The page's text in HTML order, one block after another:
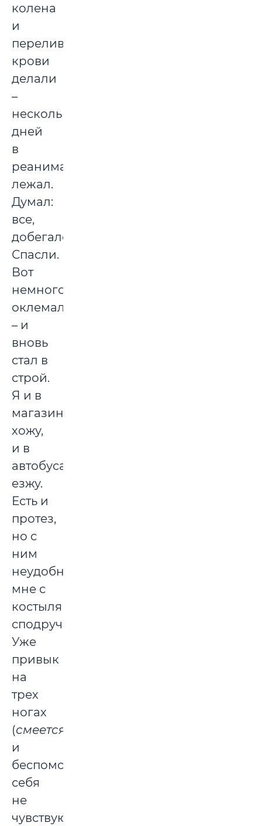
колена
и
переливание
крови
делали
–
несколько
дней
в
реанимации
лежал.
Думал:
все,
добегался.
Спасли.
Вот
немного
оклемался
– и
вновь
стал в
строй.
Я и в
магазин
хожу,
и в
автобусах
езжу.
Есть и
протез,
но с
ним
неудобно,
мне с
костылями
сподручней.
Уже
привык
на
трех
ногах
(смеется
и
беспомощным
себя
не
чувствую.